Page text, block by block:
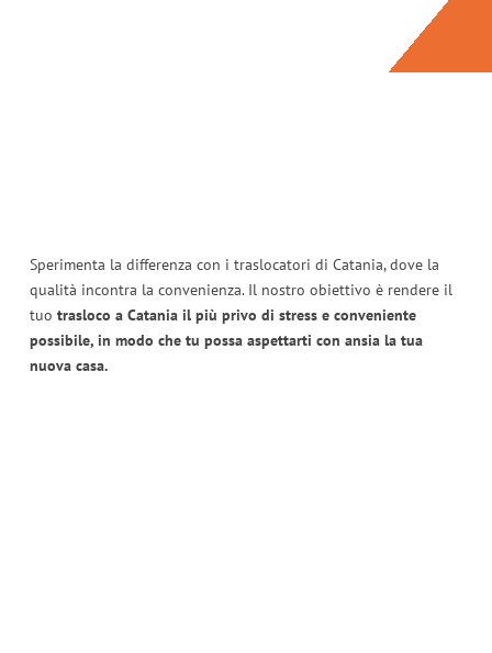
Sperimenta la differenza con i traslocatori di Catania, dove la
qualità incontra la convenienza. Il nostro obiettivo è rendere il
tuo trasloco a Catania il più privo di stress e conveniente
possibile, in modo che tu possa aspettarti con ansia la tua
nuova casa.